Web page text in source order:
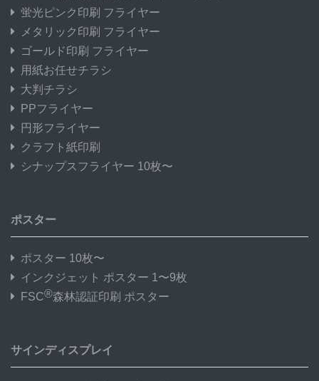
蛍光ピンク印刷 フライヤー
メタリック印刷 フライヤー
ゴールド印刷 フライヤー
用紙お任せチラシ
大判チラシ
PPフライヤー
円形フライヤー
クラフト紙印刷
シナップスフライヤー 10枚〜
ポスター
ポスター 10枚〜
インクジェット ポスター 1〜9枚
FSC®森林認証印刷 ポスター
サインディスプレイ